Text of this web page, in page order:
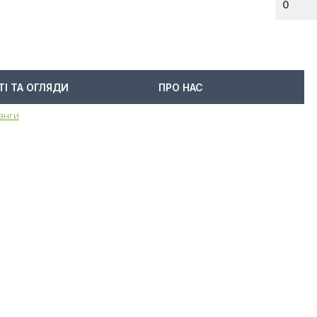
0
ТА ОГЛЯДИ ПРО НАС